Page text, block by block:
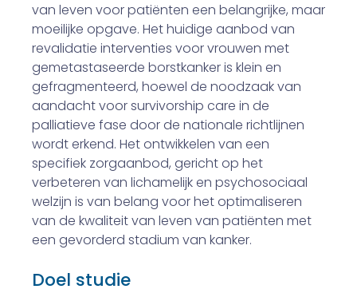
van leven voor patiënten een belangrijke, maar
moeilijke opgave. Het huidige aanbod van
revalidatie interventies voor vrouwen met
gemetastaseerde borstkanker is klein en
gefragmenteerd, hoewel de noodzaak van
aandacht voor survivorship care in de
palliatieve fase door de nationale richtlijnen
wordt erkend. Het ontwikkelen van een
specifiek zorgaanbod, gericht op het
verbeteren van lichamelijk en psychosociaal
welzijn is van belang voor het optimaliseren
van de kwaliteit van leven van patiënten met
een gevorderd stadium van kanker.
Doel studie